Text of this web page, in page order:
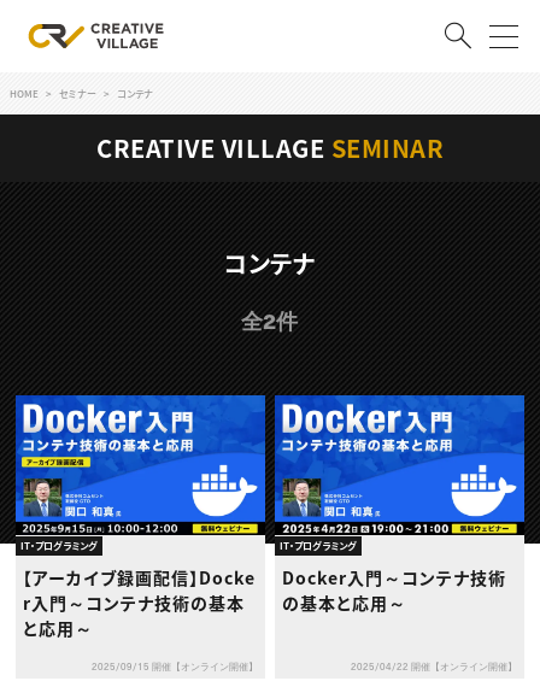
ログイン 会員登録
RECRUIT
クリエイター求人を探す
CREATIVE JOB求人検索
特集求人
採用説明会
転職支援サービス
CONTENTS
スキルアップしたい！
スキルアップしたい！ トップ
デザイン
プログラミング
動画配信・映像制作
編集・ライティング
マーケティング
ディレクション
業界解説・キャリア事情
お役立ち基礎知識
TOP Creator’s コラム
TOP Creator’s コラム トップ
Webクリエイター
アプリクリエイター
ゲームクリエイター
映像クリエイター
マーケッター
クリエイターインタビュー
セミナー
ニュース・トレンド
ニュース・トレンド トップ
HOME セミナー コンテナ
CREATIVE VILLAGE SEMINAR
コンテナ
全2件
IT・プログラミング
【アーカイブ録画配信】Docke
r入門～コンテナ技術の基本
と応用～
2025/09/15 開催【オンライン開催】
IT・プログラミング
Docker入門～コンテナ技術
の基本と応用～
2025/04/22 開催【オンライン開催】